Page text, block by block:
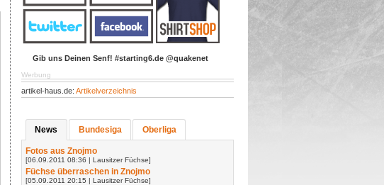
Gib uns Deinen Senf! #starting6.de @quakenet
Werbung
artikel-haus.de: Artikelverzeichnis
News Bundesiga Oberliga
Fotos aus Znojmo
[06.09.2011 08:36 | Lausitzer Füchse]
Füchse überraschen in Znojmo
[05.09.2011 20:15 | Lausitzer Füchse]